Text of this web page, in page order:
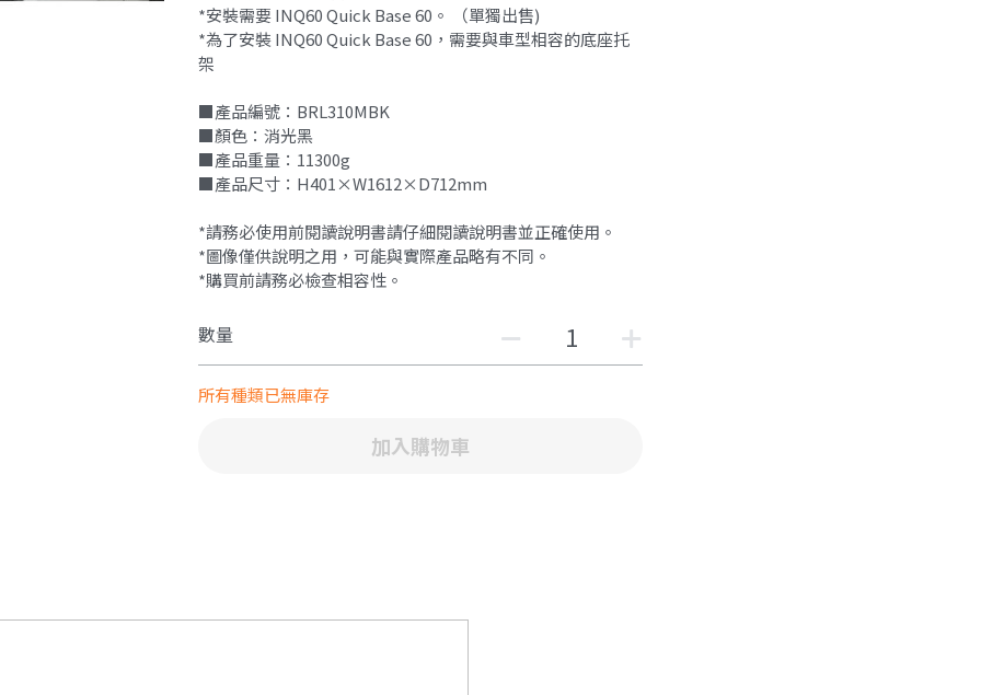
*安裝需要 INQ60 Quick Base 60。 （單獨出售)
*為了安裝 INQ60 Quick Base 60，需要與車型相容的底座托
架
■產品編號：BRL310MBK
■顏色：消光黑
■產品重量：11300g
■產品尺寸：H401×W1612×D712mm
*請務必使用前閱讀說明書請仔細閱讀說明書並正確使用。
*圖像僅供說明之用，可能與實際產品略有不同。
*購買前請務必檢查相容性。
數量
所有種類已無庫存
加入購物車